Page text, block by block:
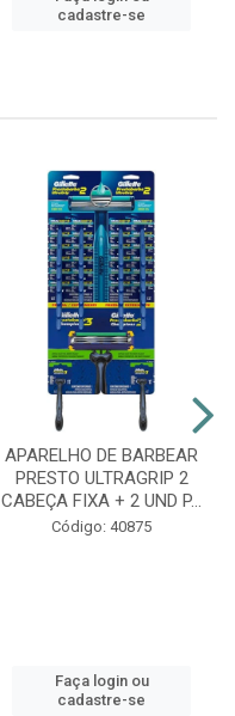
cadastre-se
APARELHO DE BARBEAR
PRESTO ULTRAGRIP 2
CABEÇA FIXA + 2 UND P...
Código: 40875
Faça login ou
cadastre-se